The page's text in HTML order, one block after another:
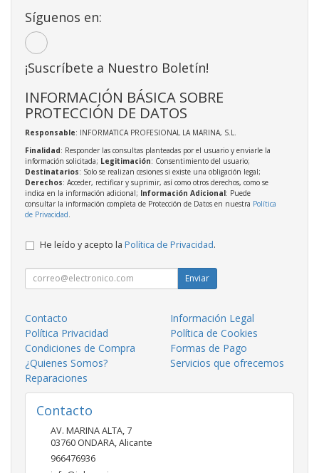
Síguenos en:
¡Suscríbete a Nuestro Boletín!
INFORMACIÓN BÁSICA SOBRE
PROTECCIÓN DE DATOS
Responsable: INFORMATICA PROFESIONAL LA MARINA, S.L.
Finalidad: Responder las consultas planteadas por el usuario y enviarle la
información solicitada; Legitimación: Consentimiento del usuario;
Destinatarios: Solo se realizan cesiones si existe una obligación legal;
Derechos: Acceder, rectificar y suprimir, así como otros derechos, como se
indica en la información adicional; Información Adicional: Puede
consultar la información completa de Protección de Datos en nuestra Política
de Privacidad
He leído y acepto la Política de Privacidad.
Enviar
Contacto
Información Legal
Política Privacidad
Política de Cookies
Condiciones de Compra
Formas de Pago
¿Quienes Somos?
Servicios que ofrecemos
Reparaciones
Contacto
AV. MARINA ALTA, 7
03760 ONDARA,Alicante
966476936